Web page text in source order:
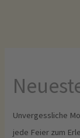
Unvergessliche
jede Feier zum